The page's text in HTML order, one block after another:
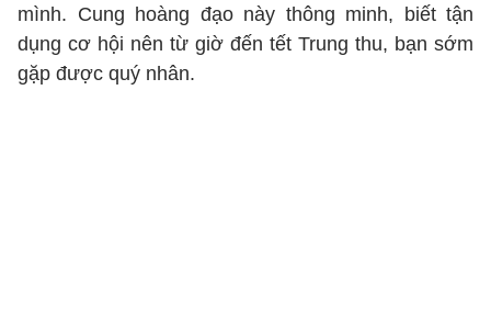
mình. Cung hoàng đạo này thông minh, biết tận
dụng cơ hội nên từ giờ đến tết Trung thu, bạn sớm
gặp được quý nhân.